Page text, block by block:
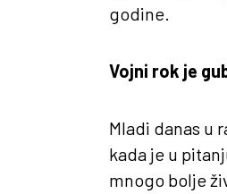
godine.
Vojni rok je
Mladi danas u
kada je u
mnogo bolje